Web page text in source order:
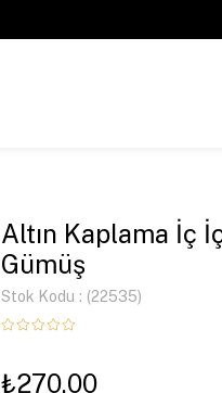
Altın Kaplama İç
Gümüş
Stok Kodu (22535)
₺270,00